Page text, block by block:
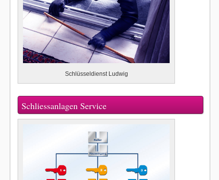
Schlüsseldienst Ludwig
Schliessanlagen Service